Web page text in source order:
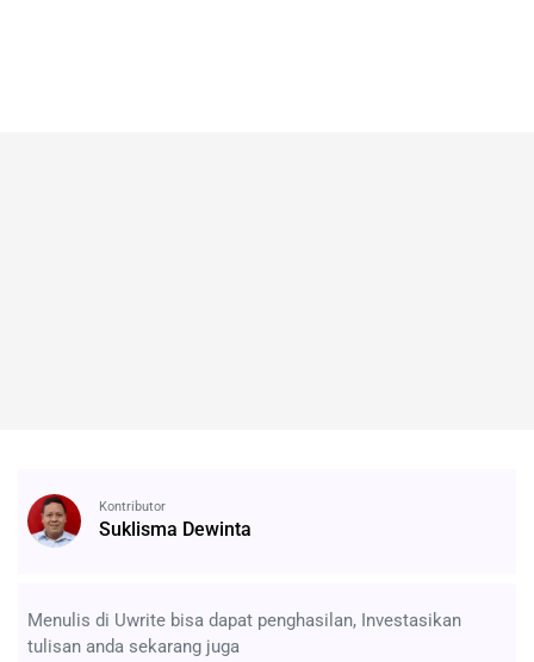
Kontributor
Suklisma Dewinta
Menulis di Uwrite bisa dapat penghasilan, Investasikan
tulisan anda sekarang juga